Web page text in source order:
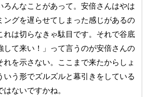
ろんなことがあって。安倍さんはやは
ングを遅らせてしまった感じがあるの
れは切らなきゃ駄目です。それで谷底
して来い！」って言うのが安倍さんの
れを示さない。ここまで来たからしょ
いう形でズルズルと幕引きをしている
ないですかね。